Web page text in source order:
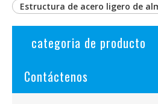
Estructura de acero ligero de
categoria de producto
Contáctenos